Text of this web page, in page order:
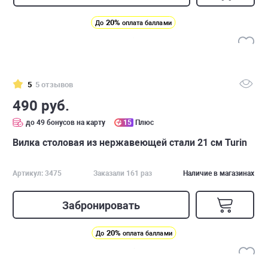
До 20% оплата баллами
5 5 отзывов
490 руб.
до 49 бонусов на карту 15 Плюс
Вилка столовая из нержавеющей стали 21 см Turin
Артикул: 3475 Заказали 161 раз Наличие в магазинах
Забронировать
До 20% оплата баллами